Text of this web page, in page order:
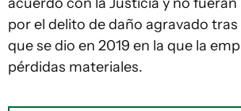
por el delito de daño agravado
que se dio en 2019 en la que la
pérdidas materiales.